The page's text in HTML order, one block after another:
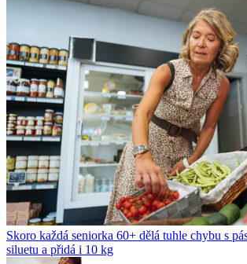
Skoro každá seniorka 60+ dělá tuhle chybu s
siluetu a přidá i 10 kg